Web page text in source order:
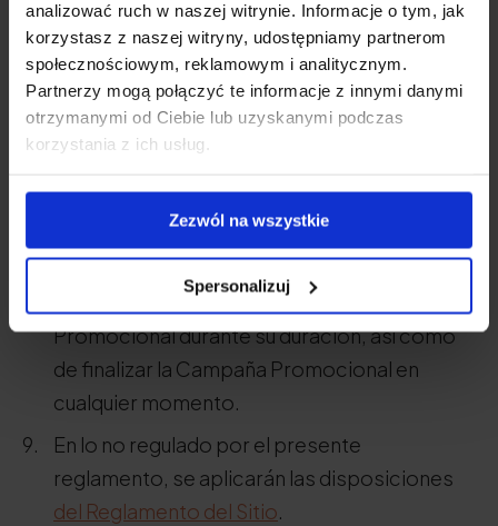
analizować ruch w naszej witrynie. Informacje o tym, jak
korzystasz z naszej witryny, udostępniamy partnerom
społecznościowym, reklamowym i analitycznym.
Partnerzy mogą połączyć te informacje z innymi danymi
otrzymanymi od Ciebie lub uzyskanymi podczas
korzystania z ich usług.
Zezwól na wszystkie
Spersonalizuj
La Promoción de Año Nuevo no es
acumulable con otros descuentos y
promociones.
Esta normativa es válida a partir del 1 de
enero de 2024.
La promoción se aplica sólo a las compras
Natu.Care se reserva el derecho de
modificar la normativa de la Campaña
Promocional durante su duración, así como
de finalizar la Campaña Promocional en
cualquier momento.
En lo no regulado por el presente
reglamento, se aplicarán las disposiciones
del Reglamento del Sitio.